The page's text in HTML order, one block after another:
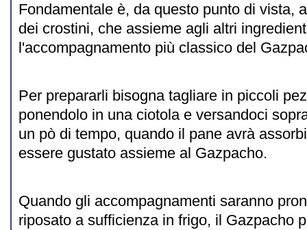
Fondamentale è, da questo punto di vista,
dei crostini, che assieme agli altri
l'accompagnamento più classico del
Per prepararli bisogna tagliare in piccoli
ponendolo in una ciotola e versandoci
un pò di tempo, quando il pane avrà
essere gustato assieme al Gazpacho.
Quando gli accompagnamenti saranno
riposato a sufficienza in frigo, il Gazpacho